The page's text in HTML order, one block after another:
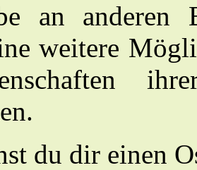
an anderen
weitere
du dir einen